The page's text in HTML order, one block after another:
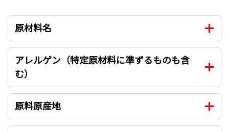
原材料名
アレルゲン（特定原材料に準ずるものも含
む）
原料原産地